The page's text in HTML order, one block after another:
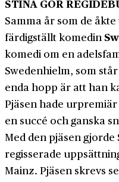
STINA GÖR
Samma år som de
färdigställt komedin
komedi om en
Swedenhielm, som
enda hopp är att han
Pjäsen hade
en succé och ganska
Med den pjäsen
regisserade
Mainz. Pjäsen skrevs